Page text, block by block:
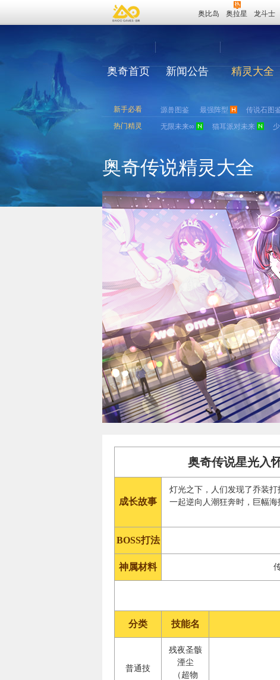
奥比岛 奥拉星 龙斗士
奥奇首页 新闻公告 精灵大全
新手必看 源兽图鉴 最强阵型 传说石图
热门精灵
无限未来∞ 猫耳派对未来
奥奇传说精灵大全
奥奇传说星光入
成长故事
灯光之下，人们发现了乔装
一起逆向人潮狂奔时，巨幅
BOSS打法
神属材料
分类 技能名
普通技
残夜圣骸
湮尘
（超物